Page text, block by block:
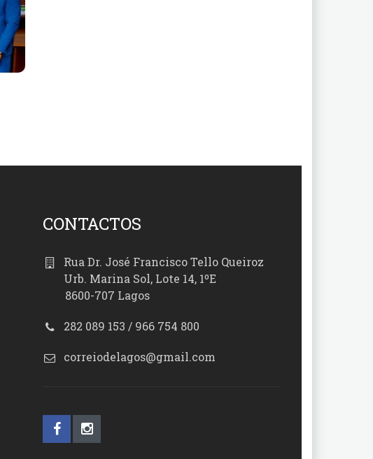
CONTACTOS
Rua Dr. José Francisco Tello Queiroz
Urb. Marina Sol, Lote 14, 1ºE
8600-707 Lagos
282 089 153 / 966 754 800
correiodelagos@gmail.com